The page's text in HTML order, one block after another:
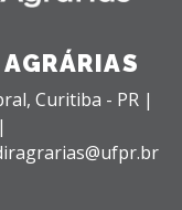
Curitiba - PR |